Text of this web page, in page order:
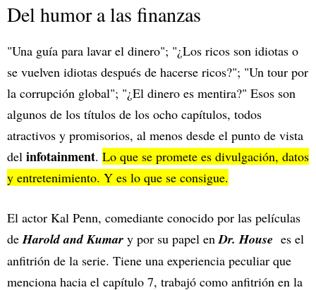
Del humor a las finanzas
"Una guía para lavar el dinero"; "¿Los ricos son idiotas o
se vuelven idiotas después de hacerse ricos?"; "Un tour por
la corrupción global"; "¿El dinero es mentira?" Esos son
algunos de los títulos de los ocho capítulos, todos
atractivos y promisorios, al menos desde el punto de vista
del infotainment. Lo que se promete es divulgación, datos
y entretenimiento. Y es lo que se consigue.
El actor Kal Penn, comediante conocido por las películas
deHarold and Kumar y por su papel en Dr. House es el
anfitrión de la serie. Tiene una experiencia peculiar que
menciona hacia el capítulo 7, trabajó como anfitrión en la